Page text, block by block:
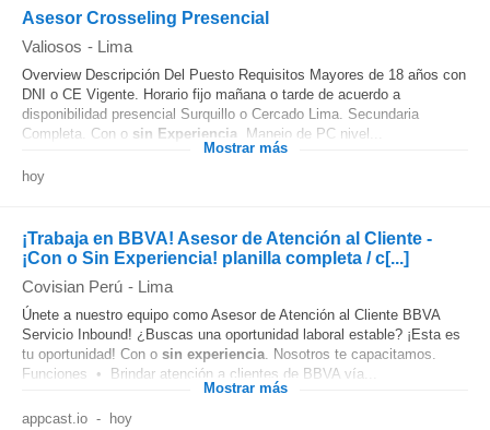
Asesor Crosseling Presencial
Valiosos - Lima
Overview Descripción Del Puesto Requisitos Mayores de 18 años con
DNI o CE Vigente. Horario fijo mañana o tarde de acuerdo a
disponibilidad presencial Surquillo o Cercado Lima. Secundaria
Completa. Con o sin Experiencia . Manejo de PC nivel...
Mostrar más
hoy
¡Trabaja en BBVA! Asesor de Atención al Cliente -
¡Con o Sin Experiencia! planilla completa / c[...]
Covisian Perú - Lima
Únete a nuestro equipo como Asesor de Atención al Cliente BBVA
Servicio Inbound! ¿Buscas una oportunidad laboral estable? ¡Esta es
tu oportunidad! Con o sin experiencia. Nosotros te capacitamos.
Funciones • Brindar atención a clientes de BBVA vía...
Mostrar más
appcast.io - hoy